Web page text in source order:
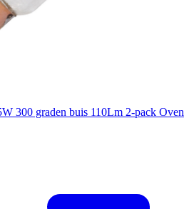
300 graden buis 110Lm 2-pack Oven